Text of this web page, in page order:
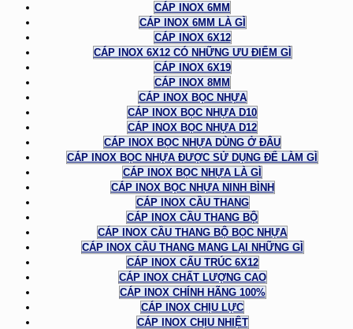
CÁP INOX 6MM
CÁP INOX 6MM LÀ GÌ
CÁP INOX 6X12
CÁP INOX 6X12 CÓ NHỮNG ƯU ĐIỂM GÌ
CÁP INOX 6X19
CÁP INOX 8MM
CÁP INOX BỌC NHỰA
CÁP INOX BỌC NHỰA D10
CÁP INOX BỌC NHỰA D12
CÁP INOX BỌC NHỰA DÙNG Ở ĐÂU
CÁP INOX BỌC NHỰA ĐƯỢC SỬ DỤNG ĐỂ LÀM GÌ
CÁP INOX BỌC NHỰA LÀ GÌ
CÁP INOX BỌC NHỰA NINH BÌNH
CÁP INOX CẦU THANG
CÁP INOX CẦU THANG BỘ
CÁP INOX CẦU THANG BỘ BỌC NHỰA
CÁP INOX CẦU THANG MANG LẠI NHỮNG GÌ
CÁP INOX CẤU TRÚC 6X12
CÁP INOX CHẤT LƯỢNG CAO
CÁP INOX CHÍNH HÃNG 100%
CÁP INOX CHỊU LỰC
CÁP INOX CHỊU NHIỆT